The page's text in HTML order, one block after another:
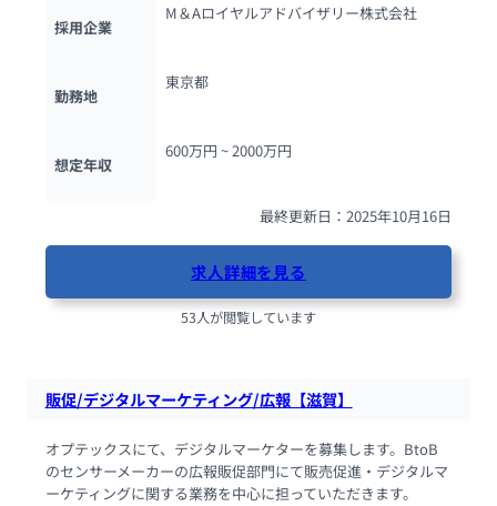
採用企業
M＆Aロイヤルアドバイザリー株式会社
勤務地
東京都
想定年収
600万円 ~ 2000万円
最終更新日：2025年10月16日
求人詳細を見る
53人が閲覧しています
販促/デジタルマーケティング/広報【滋賀】
オプテックスにて、デジタルマーケターを募集します。BtoB
のセンサーメーカーの広報販促部門にて販売促進・デジタルマ
ーケティングに関する業務を中心に担っていただきます。